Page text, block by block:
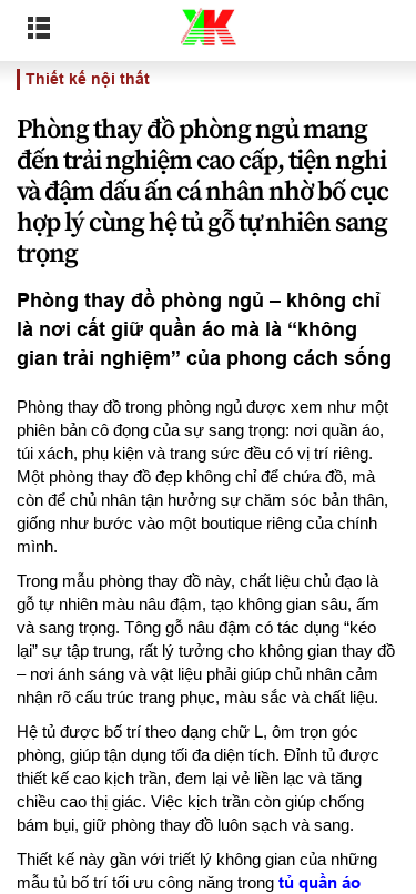
Thiết kế nội thất
Phòng thay đồ phòng ngủ mang
đến trải nghiệm cao cấp, tiện nghi
và đậm dấu ấn cá nhân nhờ bố cục
hợp lý cùng hệ tủ gỗ tự nhiên sang
trọng
Phòng thay đồ phòng ngủ – không chỉ
là nơi cất giữ quần áo mà là “không
gian trải nghiệm” của phong cách sống
Phòng thay đồ trong phòng ngủ được xem như một
phiên bản cô đọng của sự sang trọng: nơi quần áo,
túi xách, phụ kiện và trang sức đều có vị trí riêng.
Một phòng thay đồ đẹp không chỉ để chứa đồ, mà
còn để chủ nhân tận hưởng sự chăm sóc bản thân,
giống như bước vào một boutique riêng của chính
mình.
Trong mẫu phòng thay đồ này, chất liệu chủ đạo là
gỗ tự nhiên màu nâu đậm, tạo không gian sâu, ấm
và sang trọng. Tông gỗ nâu đậm có tác dụng “kéo
lại” sự tập trung, rất lý tưởng cho không gian thay đồ
– nơi ánh sáng và vật liệu phải giúp chủ nhân cảm
nhận rõ cấu trúc trang phục, màu sắc và chất liệu.
Hệ tủ được bố trí theo dạng chữ L, ôm trọn góc
phòng, giúp tận dụng tối đa diện tích. Đỉnh tủ được
thiết kế cao kịch trần, đem lại vẻ liền lạc và tăng
chiều cao thị giác. Việc kịch trần còn giúp chống
bám bụi, giữ phòng thay đồ luôn sạch và sang.
Thiết kế này gần với triết lý không gian của những
mẫu tủ bố trí tối ưu công năng trong tủ quần áo